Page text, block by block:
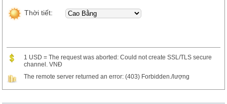
Thời tiết:
1 USD = The request was aborted: Could not create SSL/TLS secure
channel. VNĐ
The remote server returned an error: (403) Forbidden./lượng